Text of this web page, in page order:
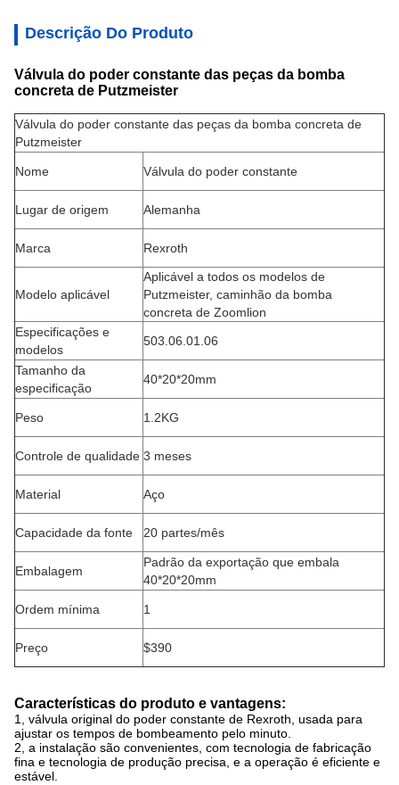
Descrição Do Produto
Válvula do poder constante das peças da bomba
concreta de Putzmeister
Válvula do poder constante das peças da bomba concreta de
Putzmeister
Nome Válvula do poder constante
Lugar de origem Alemanha
Marca Rexroth
Modelo aplicável
Aplicável a todos os modelos de
Putzmeister, caminhão da bomba
concreta de Zoomlion
Especificações e
modelos
503.06.01.06
Tamanho da
especificação
40*20*20mm
Peso 1.2KG
Controle de qualidade 3 meses
Material Aço
Capacidade da fonte 20 partes/mês
Embalagem
Padrão da exportação que embala
40*20*20mm
Ordem mínima 1
Preço $390
Características do produto e vantagens:
1, válvula original do poder constante de Rexroth, usada para
ajustar os tempos de bombeamento pelo minuto.
2, a instalação são convenientes, com tecnologia de fabricação
fina e tecnologia de produção precisa, e a operação é eficiente e
estável.